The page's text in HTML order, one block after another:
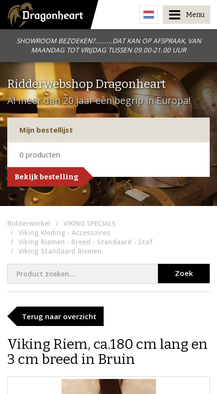
SHOWROOM BEZOEKEN?.........DAT KAN OP AFSPRAAK, VAN
MAANDAG TOT VRIJDAG TUSSEN 09.00-21.00 UUR
Menu
Ridderwebshop Dragonheart
Al meer dan 20 jaar een begrip in Europa!
Mijn bestellijst
0 producten
Bekijk bestelling
Ridderwinkel
VIKING SPECIALS
Viking Kleding - Accessoires
Viking Riemen - Breed - Standaard - Stof
Viking Standaard Riemen
Zoek
Terug naar overzicht
Viking Riem, ca.180 cm lang en
3 cm breed in Bruin